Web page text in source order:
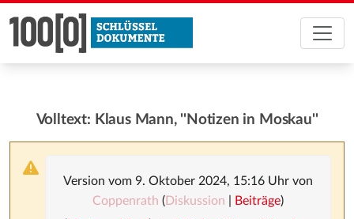
Volltext: Klaus Mann, ''Notizen in Moskau''
Version vom 9. Oktober 2024, 15:16 Uhr von
Coppenrath (Diskussion Beiträge)